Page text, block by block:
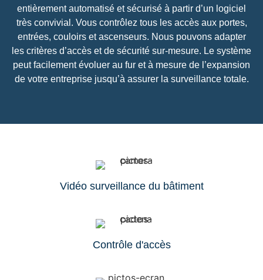
entièrement automatisé et sécurisé à partir d’un logiciel
très convivial. Vous contrôlez tous les accès aux portes,
entrées, couloirs et ascenseurs. Nous pouvons adapter
les critères d’accès et de sécurité sur-mesure. Le système
peut facilement évoluer au fur et à mesure de l’expansion
de votre entreprise jusqu’à assurer la surveillance totale.
Vidéo surveillance du bâtiment
Contrôle d'accès